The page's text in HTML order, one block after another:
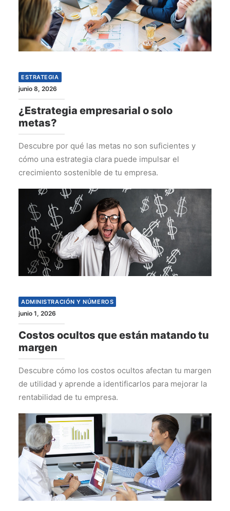
ESTRATEGIA
junio 8, 2026
¿Estrategia empresarial o solo
metas?
Descubre por qué las metas no son suficientes y
cómo una estrategia clara puede impulsar el
crecimiento sostenible de tu empresa.
ADMINISTRACIÓN Y NÚMEROS
junio 1, 2026
Costos ocultos que están matando tu
margen
Descubre cómo los costos ocultos afectan tu margen
de utilidad y aprende a identificarlos para mejorar la
rentabilidad de tu empresa.